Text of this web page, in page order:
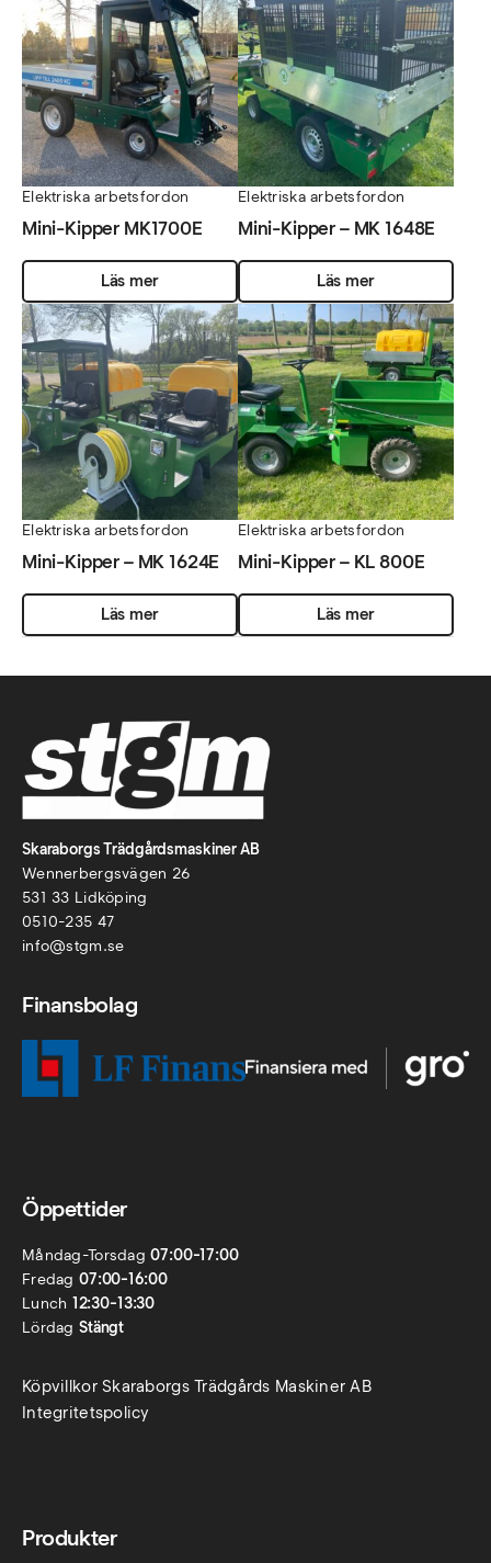
Elektriska arbetsfordon
Mini-Kipper MK1700E
Läs mer
Elektriska arbetsfordon
Mini-Kipper – MK 1648E
Läs mer
Elektriska arbetsfordon
Mini-Kipper – MK 1624E
Läs mer
Elektriska arbetsfordon
Mini-Kipper – KL 800E
Läs mer
Skaraborgs Trädgårdsmaskiner AB
Wennerbergsvägen 26
531 33 Lidköping
0510-235 47
info@stgm.se
Finansbolag
Öppettider
Måndag-Torsdag07:00-17:00
Fredag 07:00-16:00
Lunch 12:30-13:30
Lördag Stängt
Köpvillkor Skaraborgs Trädgårds Maskiner AB
Integritetspolicy
Produkter